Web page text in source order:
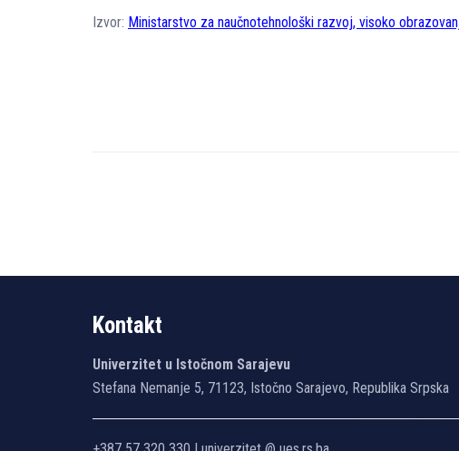
Izvor: Ministarstvo za naučnotehnološki razvoj, visoko
Kontakt
Univerzitet u Istočnom Sarajevu
Stefana Nemanje 5, 71123, Istočno Sarajevo, Republika Srpska